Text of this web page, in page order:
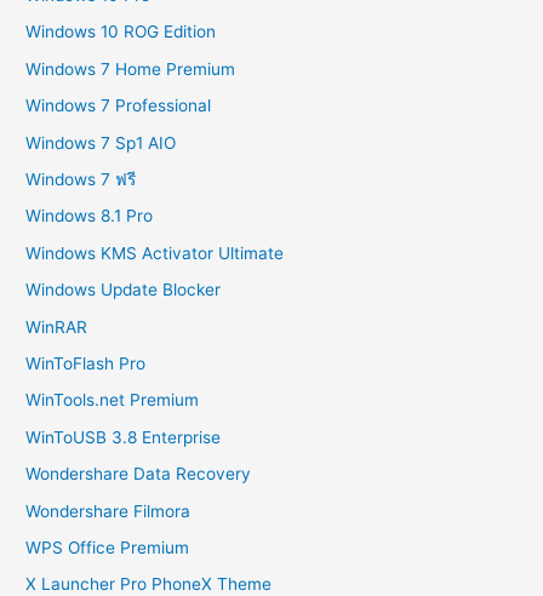
Windows 10 ROG Edition
Windows 7 Home Premium
Windows 7 Professional
Windows 7 Sp1 AIO
Windows 7 ฟรี
Windows 8.1 Pro
Windows KMS Activator Ultimate
Windows Update Blocker
WinRAR
WinToFlash Pro
WinTools.net Premium
WinToUSB 3.8 Enterprise
Wondershare Data Recovery
Wondershare Filmora
WPS Office Premium
X Launcher Pro PhoneX Theme